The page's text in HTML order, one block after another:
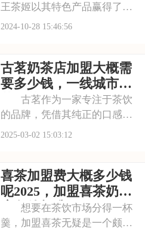
王茶姬以其特色产品赢得了一
席之地。本文将客观分析霸王
聊聊关于加盟霸王茶姬奶茶店
要多少钱，霸王茶姬加盟多少
钱左右的一些信息吧
2024-10-28 15:46:56
古茗奶茶店加盟大概需
要多少钱，一线城市古
茗奶茶加盟费用
古茗作为一家专注于茶饮
的品牌，凭借其纯正的口感和
不断创新的产品线，在茶饮市
持着良好的发展势头。接下
来，让我们来了解一下古茗的
加盟费用情况。下面请
2025-03-02 15:03:12
喜茶加盟费大概多少钱
呢2025，加盟喜茶奶茶
店条件标准
想要在茶饮市场分得一杯
羹，加盟喜茶无疑是一个颇具